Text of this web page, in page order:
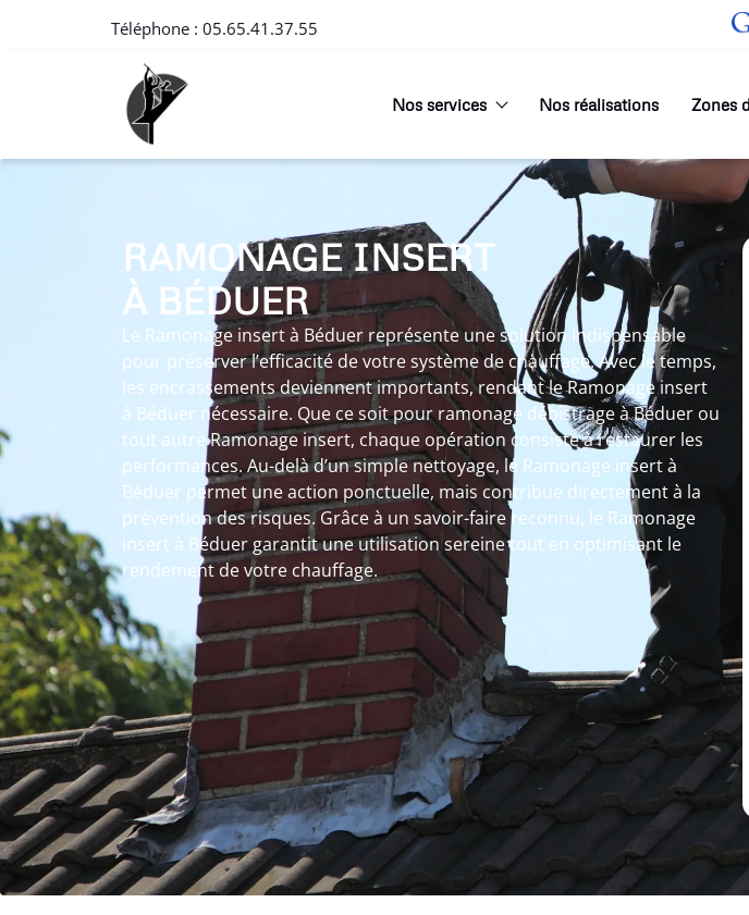
Téléphone : 05.65.41.37.55
Nos services Nos réalisations Zones
RAMONAGE INSERT
À BÉDUER
Le Ramonage insert à Béduer représente une solution indispensable
pour préserver l’efficacité de votre système de chauffage. Avec le temps,
les encrassements deviennent importants, rendant le Ramonage insert
à Béduer nécessaire. Que ce soit pour ramonage débistrage à Béduer ou
tout autre Ramonage insert, chaque opération consiste à restaurer les
performances. Au-delà d’un simple nettoyage, le Ramonage insert à
Béduer permet une action ponctuelle, mais contribue directement à la
prévention des risques. Grâce à un savoir-faire reconnu, le Ramonage
insert à Béduer garantit une utilisation sereine tout en optimisant le
rendement de votre chauffage.